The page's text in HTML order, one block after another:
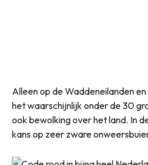
Alleen op de Waddeneilanden
het waarschijnlijk onder de 30
ook bewolking over het land. In
kans op zeer zware